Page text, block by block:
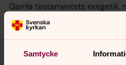
Samtycke
Gamla testamentets exegetik,
lärare och rektor vid
Han är präst inom EFS och
undervisat både i Sverige och
en uppskattad författare till